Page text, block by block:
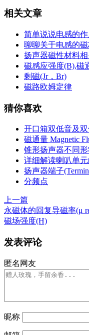
相关文章
简单说说电感的作
聊聊关于电感的
扬声器磁性材料
磁感应强度(B),磁
剩磁(Jr，Br)
磁路欧姆定律
猜你喜欢
开口箱双低音及
磁通量 Magnetic
锥形扬声器不同
详细解读喇叭单
扬声器端子
分频点
上一篇
永磁体的回复导磁率(μ
磁场强度(H)
发表评论
匿名网友
昵称